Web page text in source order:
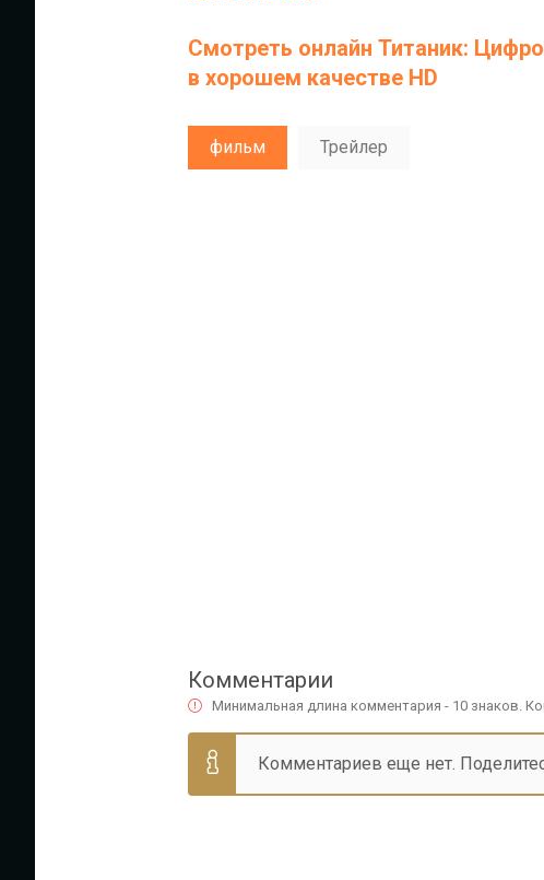
Смотреть онлайн Титаник:
в хорошем качестве HD
фильм Трейлер
Комментарии
Минимальная длина комментария - 10 знаков.
Комментариев еще нет.